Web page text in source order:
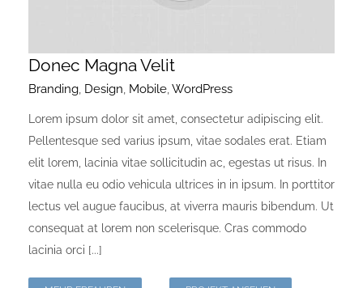
Donec Magna Velit
Branding, Design, Mobile,WordPress
Lorem ipsum dolor sit amet, consectetur adipiscing elit.
Pellentesque sed varius ipsum, vitae sodales erat. Etiam
elit lorem, lacinia vitae sollicitudin ac, egestas ut risus. In
vitae nulla eu odio vehicula ultrices in in ipsum. In porttitor
lectus vel augue faucibus, at viverra mauris bibendum. Ut
consequat at lorem non scelerisque. Cras commodo
lacinia orci [...]